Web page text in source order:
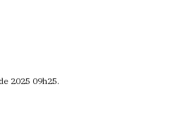
2025 09h25.